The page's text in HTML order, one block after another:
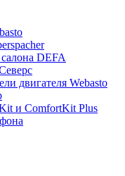
DEFA
двигателя Webasto
и ComfortKit Plus